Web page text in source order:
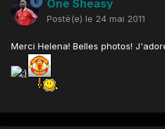
One Sheasy
Posté(e) le 24 mai 2011
Merci Helena! Belles photos!